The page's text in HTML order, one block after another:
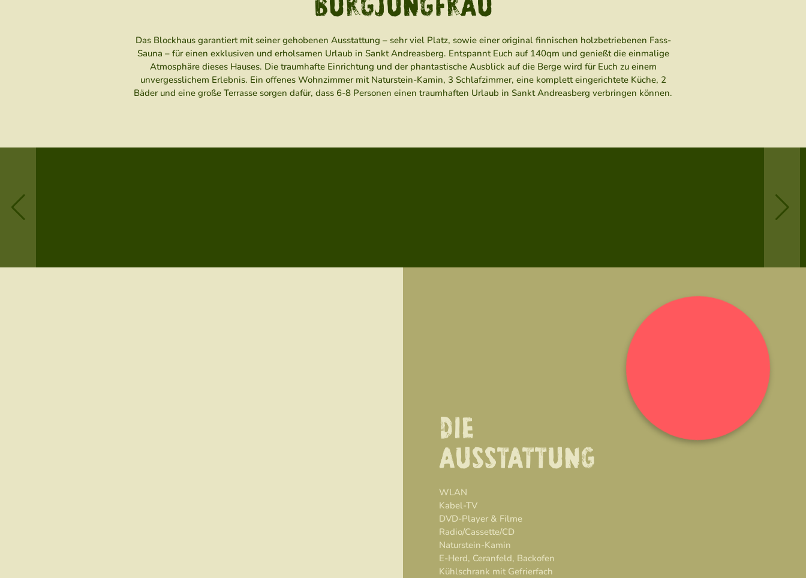
BURGJUNGFRAU
Das Blockhaus garantiert mit seiner gehobenen Ausstattung – sehr viel Platz, sowie einer original finnischen holzbetriebenen Fass-
Sauna – für einen exklusiven und erholsamen Urlaub in Sankt Andreasberg. Entspannt Euch auf 140qm und genießt die einmalige
Atmosphäre dieses Hauses. Die traumhafte Einrichtung und der phantastische Ausblick auf die Berge wird für Euch zu einem
unvergesslichem Erlebnis. Ein offenes Wohnzimmer mit Naturstein-Kamin, 3 Schlafzimmer, eine komplett eingerichtete Küche, 2
Bäder und eine große Terrasse sorgen dafür, dass 6-8 Personen einen traumhaften Urlaub in Sankt Andreasberg verbringen können.
DIE
AUSSTATTUNG
WLAN
Kabel-TV
DVD-Player & Filme
Radio/Cassette/CD
Naturstein-Kamin
E-Herd, Ceranfeld, Backofen
Kühlschrank mit Gefrierfach